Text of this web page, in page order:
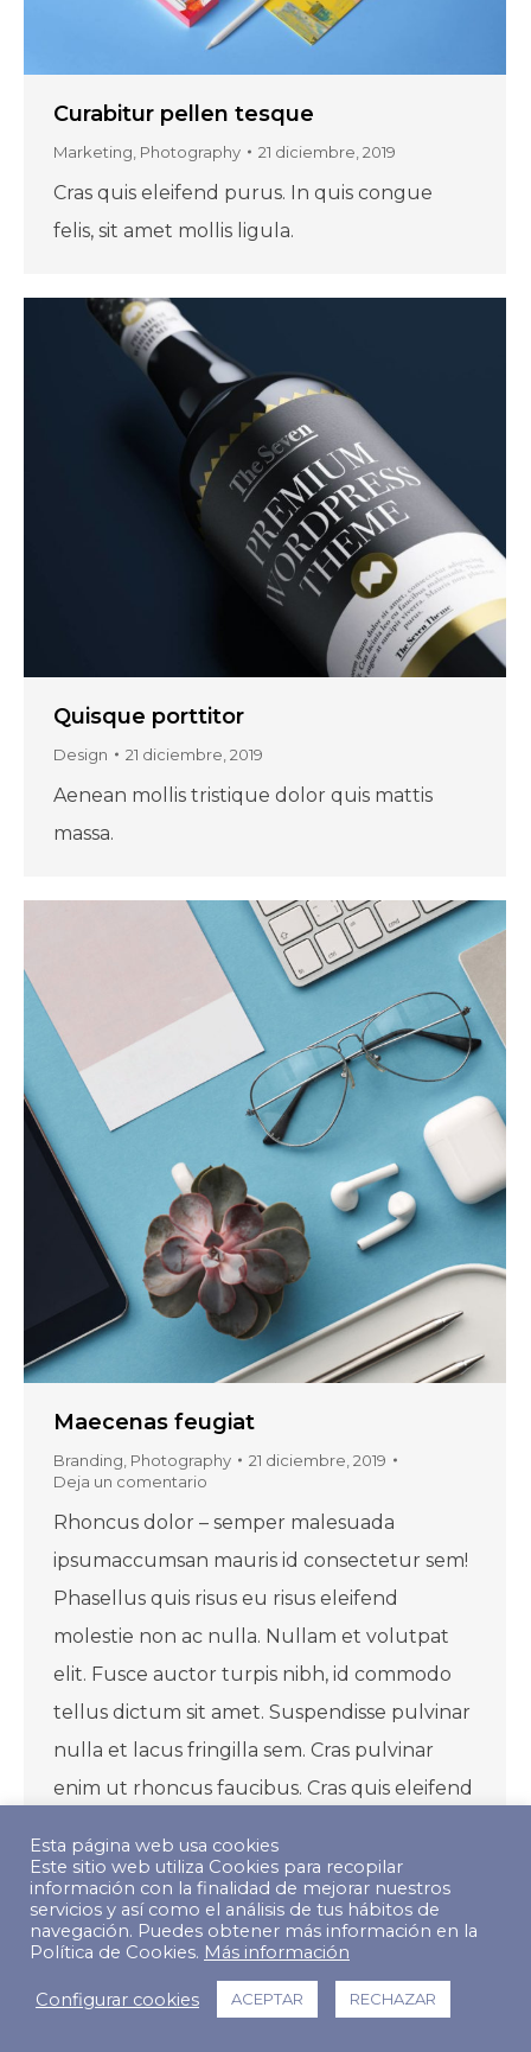
Curabitur pellen tesque
Marketing Photography 21 diciembre, 2019
Cras quis eleifend purus. In quis congue
felis, sit amet mollis ligula.
Quisque porttitor
Design 21 diciembre, 2019
Aenean mollis tristique dolor quis mattis
massa.
Maecenas feugiat
Branding Photography
21 diciembre, 2019
Deja un comentario
Rhoncus dolor – semper malesuada
ipsumaccumsan mauris id consectetur sem!
Phasellus quis risus eu risus eleifend
molestie non ac nulla. Nullam et volutpat
elit. Fusce auctor turpis nibh, id commodo
tellus dictum sit amet. Suspendisse pulvinar
nulla et lacus fringilla sem. Cras pulvinar
enim ut rhoncus faucibus. Cras quis eleifend
© Copyright 2022 The Predictive Index. Todos los derechos
reservados.
Esta página web usa cookies
Este sitio web utiliza Cookies para recopilar
información con la finalidad de mejorar nuestros
servicios y así como el análisis de tus hábitos de
navegación. Puedes obtener más información en la
Política de Cookies. Más información
Configurar cookies ACEPTAR RECHAZAR